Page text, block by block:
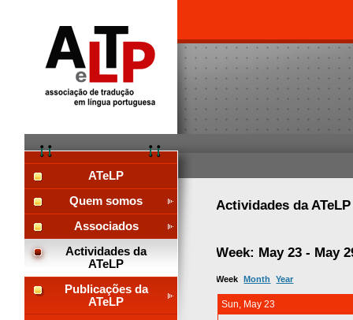
ATeLP
Quem somos
Associados
Actividades da
ATeLP
Publicações da
ATeLP
Actividades da
Week: May 23 - May
Week Month Year
Sun, May 23